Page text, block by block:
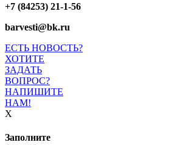
+7 (84253) 21-1-56
barvesti@bk.ru
ЕСТЬ НОВОСТЬ?
ХОТИТЕ
ЗАДАТЬ
ВОПРОС?
НАПИШИТЕ
НАМ!
X
Заполните